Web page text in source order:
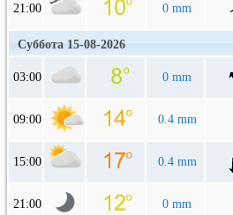
21:00 0 mm
Суббота 15-08-2026
03:00 0 mm
09:00 0.4 mm
15:00 0.4 mm
21:00 0 mm